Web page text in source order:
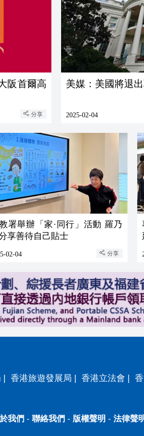
阪首爾高
分享
美媒：美國將退
2025-02-04
署舉辦「家·同行」活動 羅乃
享善待自己貼士
02-04 分享
香港旅遊發展局 香港立法會
我們 - 聯絡我們 - 版權聲明 - 法律聲